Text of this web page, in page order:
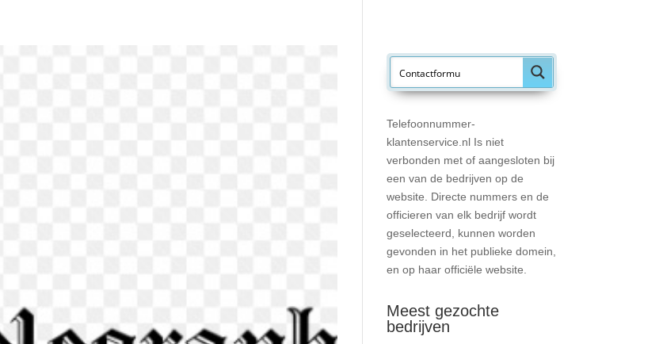
Telefoonnummer-
klantenservice.nl Is niet
verbonden met of aangesloten bij
een van de bedrijven op de
website. Directe nummers en de
officieren van elk bedrijf wordt
geselecteerd, kunnen worden
gevonden in het publieke domein,
en op haar officiële website.
Meest gezochte
bedrijven